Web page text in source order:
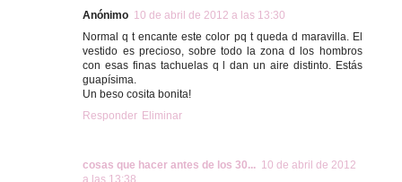
Anónimo 10 de abril de 2012 a las 13:30
Normal q t encante este color pq t queda d maravilla. El
vestido es precioso, sobre todo la zona d los hombros
con esas finas tachuelas q l dan un aire distinto. Estás
guapísima.
Un beso cosita bonita!
Responder Eliminar
cosas que hacer antes de los 30... 10 de abril de 2012